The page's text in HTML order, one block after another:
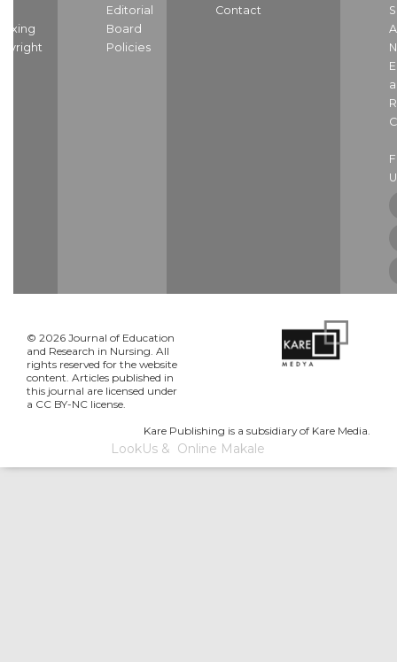
Editorial
Board
Policies
Contact
© 2026 Journal of Education
and Research in Nursing. All
rights reserved for the website
content. Articles published in
this journal are licensed under
a CC BY-NC license.
Kare Publishing is a subsidiary of Kare Media.
LookUs& Online Makale